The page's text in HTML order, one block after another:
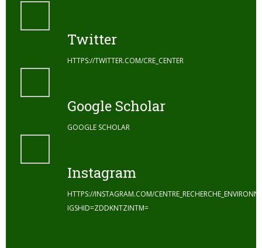
Twitter
HTTPS://TWITTER.COM/CRE_CENTER
Google Scholar
GOOGLE SCHOLAR
Instagram
HTTPS://INSTAGRAM.COM/
IGSHID=ZDDKNTZINTM=